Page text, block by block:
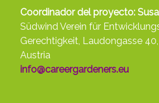
Coordinador del proyecto:
Südwind Verein für
Gerechtigkeit, Laudongasse
Austria
info@careergardeners.eu